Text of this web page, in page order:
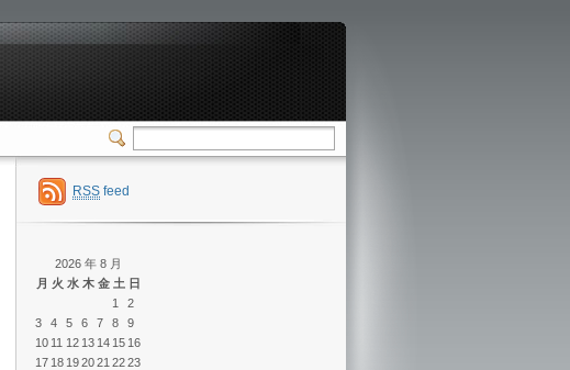
RSS feed
2026 年 8 月
月 火 水 木 金 土 日
1
2
3
4 5 6 7 8
9
10 11 12 13 14 15 16
17 18 192021 2223